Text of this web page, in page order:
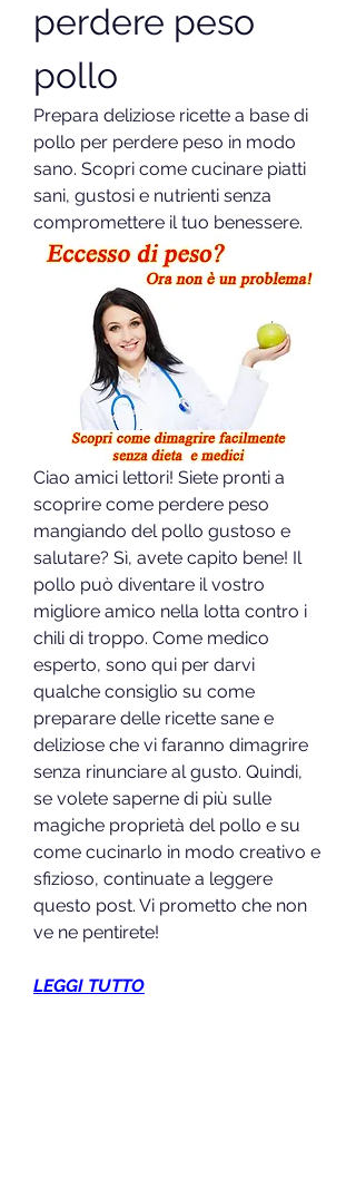
perdere peso
pollo
Prepara deliziose ricette a base di
pollo per perdere peso in modo
sano. Scopri come cucinare piatti
sani, gustosi e nutrienti senza
compromettere il tuo benessere.
Ciao amici lettori! Siete pronti a
scoprire come perdere peso
mangiando del pollo gustoso e
salutare? Sì, avete capito bene! Il
pollo può diventare il vostro
migliore amico nella lotta contro i
chili di troppo. Come medico
esperto, sono qui per darvi
qualche consiglio su come
preparare delle ricette sane e
deliziose che vi faranno dimagrire
senza rinunciare al gusto. Quindi,
se volete saperne di più sulle
magiche proprietà del pollo e su
come cucinarlo in modo creativo e
sfizioso, continuate a leggere
questo post. Vi prometto che non
ve ne pentirete!
LEGGI TUTTO